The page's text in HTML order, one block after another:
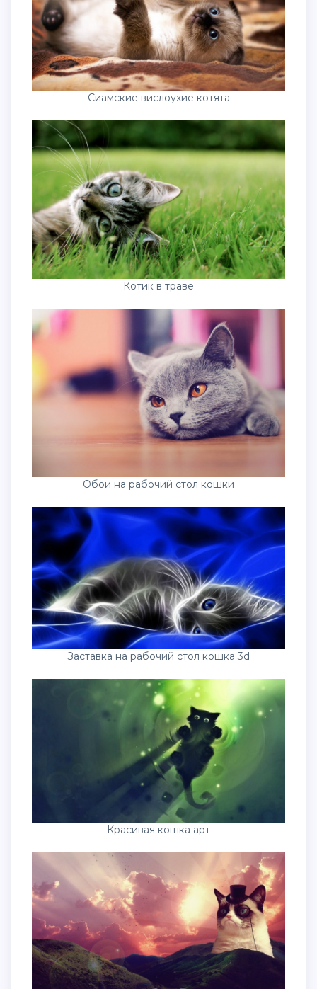
Сиамские вислоухие котята
Котик в траве
Обои на рабочий стол кошки
Заставка на рабочий стол кошка 3d
Красивая кошка арт